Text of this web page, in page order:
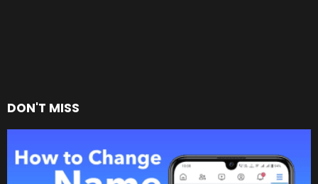
DON'T MISS